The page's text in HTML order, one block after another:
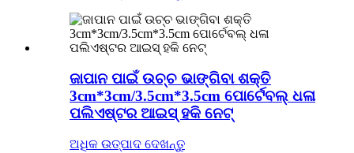
ଜାପାନ ପାଇଁ ଉଚ୍ଚ ଭାଙ୍ଗିବା ଶକ୍ତି
3cm*3cm/3.5cm*3.5cm ପୋର୍ଟେବଲ୍ ଧଳା
ପଲିଏଷ୍ଟର ଆଇସ୍ ହକି ନେଟ୍
ଅଧିକ ଉତ୍ପାଦ ଦେଖନ୍ତୁ